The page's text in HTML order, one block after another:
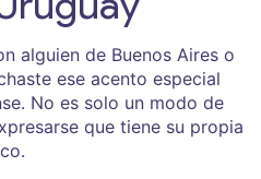
alguien de Buenos Aires o
ese acento especial
No es solo un modo de
que tiene su propia